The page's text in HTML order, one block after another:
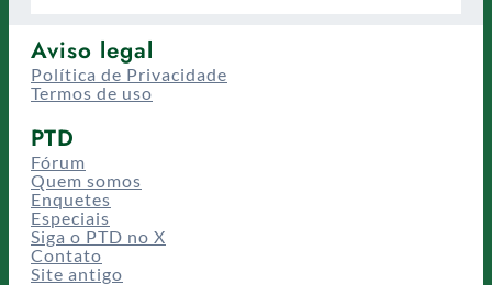
Aviso legal
Política de Privacidade
Termos de uso
PTD
Fórum
Quem somos
Enquetes
Especiais
Siga o PTD no X
Contato
Site antigo